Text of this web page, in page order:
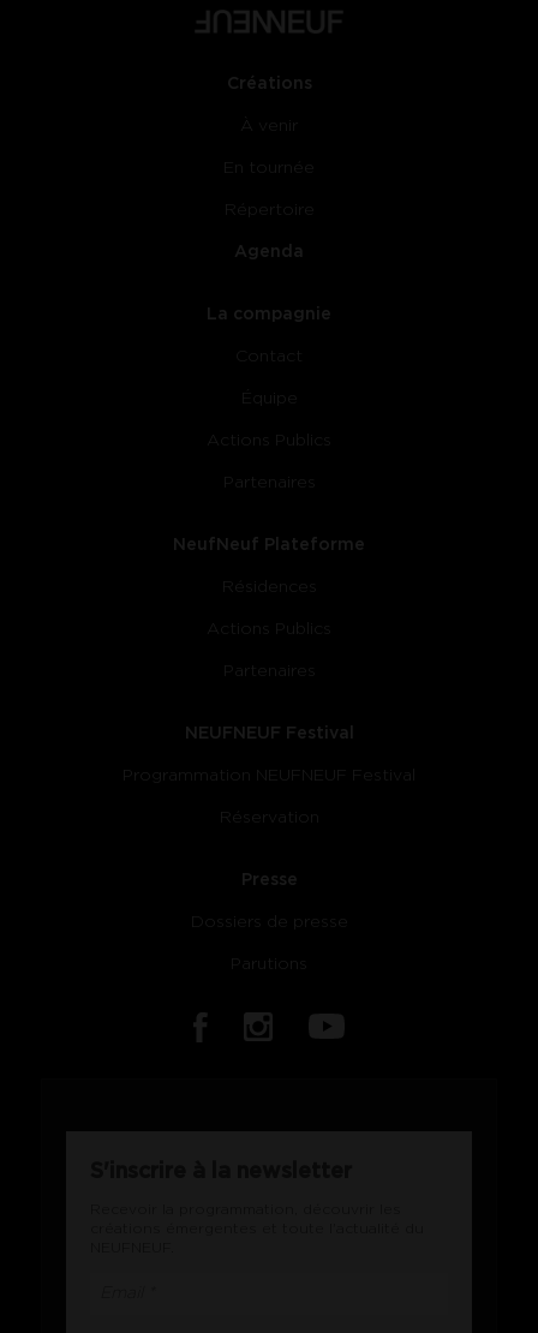
Créations
À venir
Agenda
La compagnie
Actions Publics
NeufNeuf Plateforme
Actions Publics
NEUFNEUF Festival
Presse